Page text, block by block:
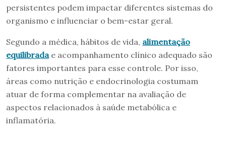
persistentes podem impactar diferentes sistemas do
organismo e influenciar o bem-estar geral.
Segundo a médica, hábitos de vida, alimentação
equilibradae acompanhamento clínico adequado são
fatores importantes para esse controle. Por isso,
áreas como nutrição e endocrinologia costumam
atuar de forma complementar na avaliação de
aspectos relacionados à saúde metabólica e
inflamatória.